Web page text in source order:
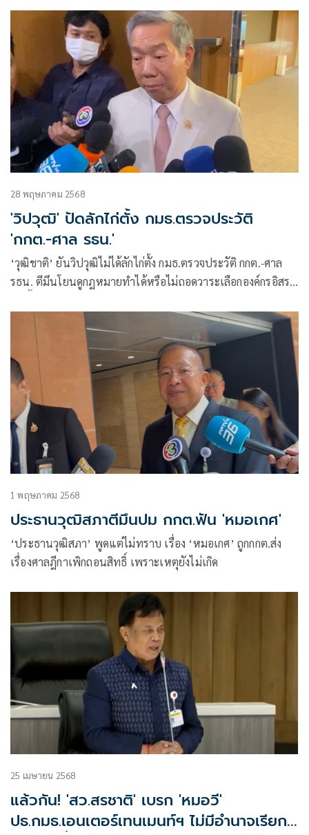
28 พฤษภาคม 2568
'วิปวุฒิ' ปัดลักไก่ตั้ง กมธ.ตรวจประวัติ​
'กกต.-ศาล รธน.'
‘วุฒิชาติ’ ยันวิปวุฒิไม่ได้ลักไก่ตั้ง กมธ.ตรวจประวัติ​ กกต.-ศาล
รธน. ตีมึนโยนดูกฎหมายทำได้หรือไม่ถอดวาระเลือกองค์กรอิสระ
1 พฤษภาคม 2568
ประธานวุฒิสภาตีมึนปม กกต.ฟัน 'หมอเกศ'
‘ประธานวุฒิสภา’ พูดแต่ไม่ทราบ เรื่อง ‘หมอเกศ’ ถูกกกต.ส่ง
เรื่องศาลฎีกาเพิกถอนสิทธิ์ เพราะเหตุยังไม่เกิด
25 เมษายน 2568
แล้วกัน! 'สว.สรชาติ' เบรก 'หมอวี'
ปธ.กมธ.เอนเตอร์เทนเมนท์ฯ ไม่มีอำนาจเรียก